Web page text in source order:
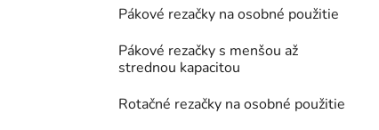
Pákové rezačky na osobné použitie
Pákové rezačky s menšou až
strednou kapacitou
Rotačné rezačky na osobné použitie